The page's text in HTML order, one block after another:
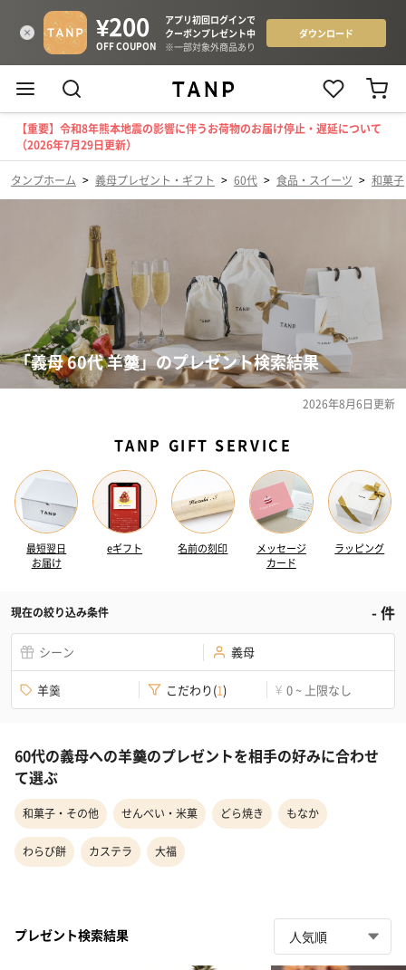
【重要】令和8年熊本地震の影響に伴うお荷物のお届け停止・遅延について
（2026年7月29日更新）
タンプホーム > 義母プレゼント・ギフト > 60代 > 食品・スイーツ > 和菓子
「義母 60代 羊羹」のプレゼント検索結果
2026年8月6日更新
TANP GIFT SERVICE
最短翌日
お届け
eギフト 名前の刻印
メッセージ
カード
ラッピング
現在の絞り込み条件 -件
シーン 義母
羊羹 こだわり(1) ¥ 0 ~ 上限なし
60代の義母への羊羹のプレゼントを相手の好みに合わせ
て選ぶ
和菓子・その他 せんべい・米菓 どら焼き もなか
わらび餅 カステラ 大福
プレゼント検索結果